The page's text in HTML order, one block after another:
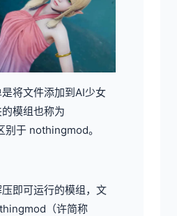
将文件添加到AI少女
模组也称为
别于 nothingmod。
即可运行的模组，文
（许简称